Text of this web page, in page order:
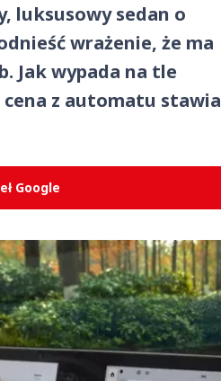
luksusowy sedan o
wrażenie, że ma
Jak wypada na tle
z automatu stawia
Google